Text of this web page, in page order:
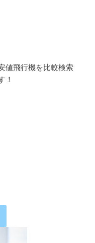
値飛行機を比較検索
！